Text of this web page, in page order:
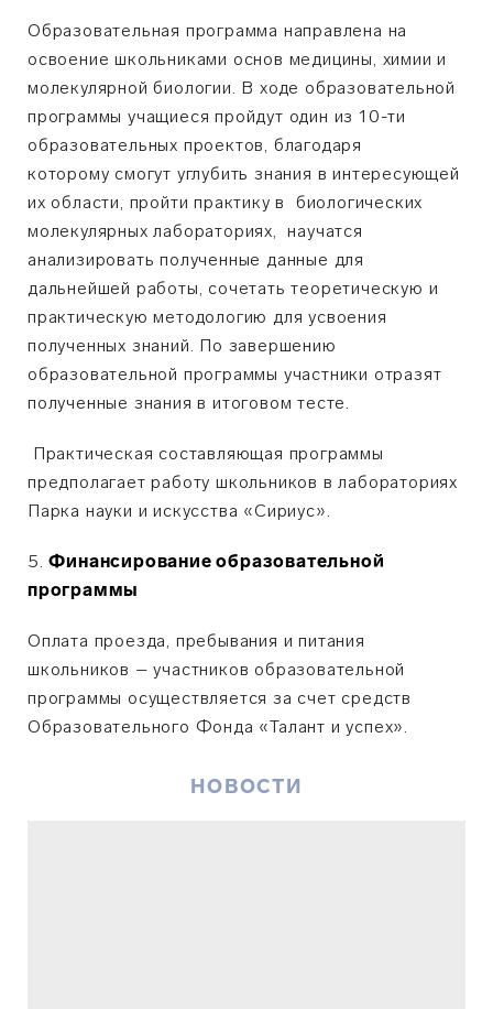
Образовательная программа направлена на
освоение школьниками основ медицины, химии и
молекулярной биологии. В ходе образовательной
программы учащиеся пройдут один из 10-ти
образовательных проектов, благодаря
которому смогут углубить знания в интересующей
их области, пройти практику в биологических
молекулярных лабораториях, научатся
анализировать полученные данные для
дальнейшей работы, сочетать теоретическую и
практическую методологию для усвоения
полученных знаний. По завершению
образовательной программы участники отразят
полученные знания в итоговом тесте.
Практическая составляющая программы
предполагает работу школьников в лабораториях
Парка науки и искусства «Сириус».
Финансирование образовательной
программы
Оплата проезда, пребывания и питания
школьников – участников образовательной
программы осуществляется за счет средств
Образовательного Фонда «Талант и успех».
НОВОСТИ